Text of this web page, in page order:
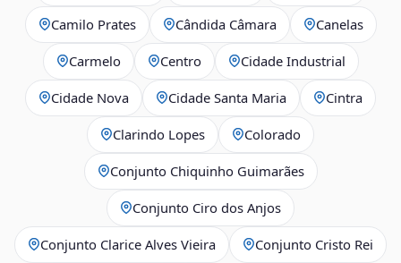
Camilo Prates Cândida Câmara Canelas
Carmelo Centro Cidade Industrial
Cidade Nova Cidade Santa Maria Cintra
Clarindo Lopes Colorado
Conjunto Chiquinho Guimarães
Conjunto Ciro dos Anjos
Conjunto Clarice Alves Vieira Conjunto Cristo Rei